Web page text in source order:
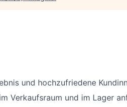
und hochzufriedene
Verkaufsraum und im Lager